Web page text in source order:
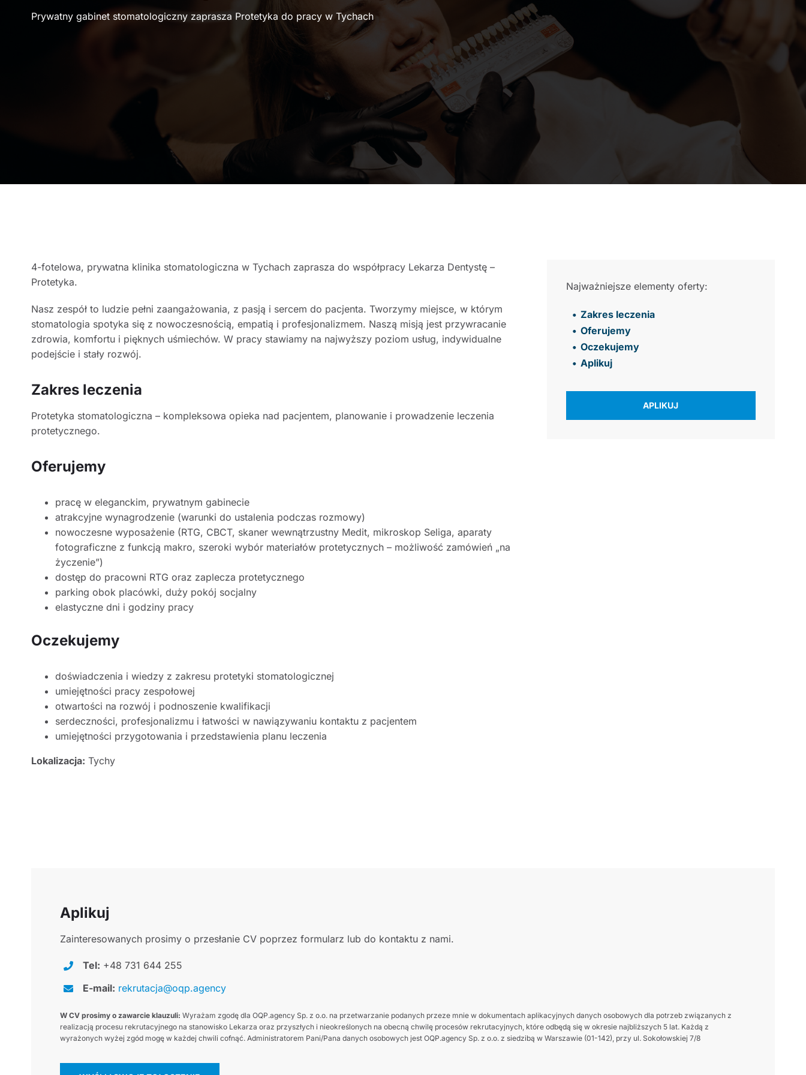
Prywatny gabinet stomatologiczny zaprasza Protetyka do pracy w Tychach
4-fotelowa, prywatna klinika stomatologiczna w Tychach zaprasza do współpracy Lekarza Dentystę –
Protetyka.
Nasz zespół to ludzie pełni zaangażowania, z pasją i sercem do pacjenta. Tworzymy miejsce, w którym
stomatologia spotyka się z nowoczesnością, empatią i profesjonalizmem. Naszą misją jest przywracanie
zdrowia, komfortu i pięknych uśmiechów. W pracy stawiamy na najwyższy poziom usług, indywidualne
podejście i stały rozwój.
Zakres leczenia
Protetyka stomatologiczna – kompleksowa opieka nad pacjentem, planowanie i prowadzenie leczenia
protetycznego.
Oferujemy
pracę w eleganckim, prywatnym gabinecie
atrakcyjne wynagrodzenie (warunki do ustalenia podczas rozmowy)
nowoczesne wyposażenie (RTG, CBCT, skaner wewnątrzustny Medit, mikroskop Seliga, aparaty
fotograficzne z funkcją makro, szeroki wybór materiałów protetycznych – możliwość zamówień „na
życzenie”)
dostęp do pracowni RTG oraz zaplecza protetycznego
parking obok placówki, duży pokój socjalny
elastyczne dni i godziny pracy
Oczekujemy
doświadczenia i wiedzy z zakresu protetyki stomatologicznej
umiejętności pracy zespołowej
otwartości na rozwój i podnoszenie kwalifikacji
serdeczności, profesjonalizmu i łatwości w nawiązywaniu kontaktu z pacjentem
umiejętności przygotowania i przedstawienia planu leczenia
Lokalizacja: Tychy
Najważniejsze elementy oferty:
Zakres leczenia
Oferujemy
Oczekujemy
Aplikuj
APLIKUJ
Aplikuj
Zainteresowanych prosimy o przesłanie CV poprzez formularz lub do kontaktu z nami.
Tel: +48 731 644 255
E-mail: rekrutacja@oqp.agency
W CV prosimy o zawarcie klauzuli: Wyrażam zgodę dla OQP.agency Sp. z o.o. na przetwarzanie podanych przeze mnie w dokumentach aplikacyjnych danych osobowych dla potrzeb związanych z
realizacją procesu rekrutacyjnego na stanowisko Lekarza oraz przyszłych i nieokreślonych na obecną chwilę procesów rekrutacyjnych, które odbędą się w okresie najbliższych 5 lat. Każdą z
wyrażonych wyżej zgód mogę w każdej chwili cofnąć. Administratorem Pani/Pana danych osobowych jest OQP.agency Sp. z o.o. z siedzibą w Warszawie (01-142), przy ul. Sokołowskiej 7/8